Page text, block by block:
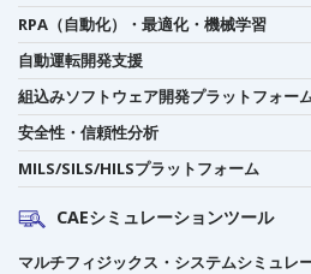
RPA（自動化）・最適化・機械学習
自動運転開発支援
組込みソフトウェア開発プラットフォー
安全性・信頼性分析
MILS/SILS/HILSプラットフォーム
CAEシミュレーションツール
マルチフィジックス・システムシミュレ